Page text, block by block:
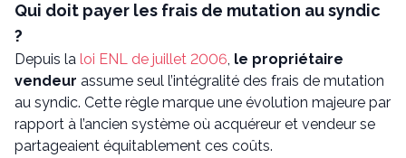
Qui doit payer les frais de mutation au syndic
?
Depuis la loi ENL de juillet 2006, le propriétaire
vendeur assume seul l’intégralité des frais de mutation
au syndic. Cette règle marque une évolution majeure par
rapport à l’ancien système où acquéreur et vendeur se
partageaient équitablement ces coûts.